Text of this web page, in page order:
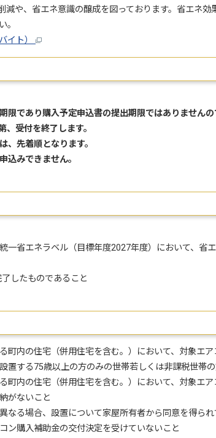
や、省エネ意識の醸成を図っております。省エネ
。
イト）
限であり購入予定申込書の提出期限ではありませんの
受付を終了します。
先着順となります。
込みできません。
省エネラベル（目標年度2027年度）において、省
したものであること
内の住宅（併用住宅を含む。）において、対象エ
する75歳以上の方のみの世帯若しくは非課税世帯
内の住宅（併用住宅を含む。）において、対象エ
がないこと
る場合、設置について家屋所有者から同意を得られ
ン購入補助金の交付決定を受けていないこと